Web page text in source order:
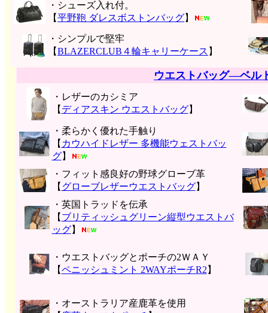
・シューズ入れ付。
【平野鞄 ダレスボストンバッグ】
・シンプルで堅牢
【BLAZERCLUB４輪キャリーケース 】
ウエストバッグ―ベル
・レザーのカシミア
【 ディアスキン ウエストバッグ】
・柔らかく優れた手触り
【 カウハイドレザー 多機能ウェストバッ
グ】
・フィット感良好の野球グローブ革
【 グローブレザーウエストバッグ】
・英国トラッドを伝承
【 ブリティッシュグリーン縦型ウエストバ
ッグ】
・ウエストバッグとポーチの2ＷＡＹ
【ペニッシュミント 2WAYポーチR2 】
・オーストラリア産鹿革を使用